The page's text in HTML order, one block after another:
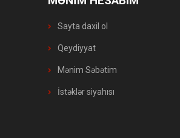
Sayta daxil ol
Qeydiyyat
Mənim Səbətim
İstəklər siyahısı